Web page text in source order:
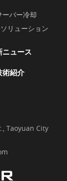
ーバー冷却
リューション
ニュース
術紹介
Taoyuan City